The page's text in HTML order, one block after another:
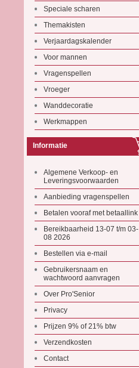
Speciale scharen
Themakisten
Verjaardagskalender
Voor mannen
Vragenspellen
Vroeger
Wanddecoratie
Werkmappen
Informatie
Algemene Verkoop- en
Leveringsvoorwaarden
Aanbieding vragenspellen
Betalen vooraf met betaallink
Bereikbaarheid 13-07 t/m 03-
08 2026
Bestellen via e-mail
Gebruikersnaam en
wachtwoord aanvragen
Over Pro'Senior
Privacy
Prijzen 9% of 21% btw
Verzendkosten
Contact